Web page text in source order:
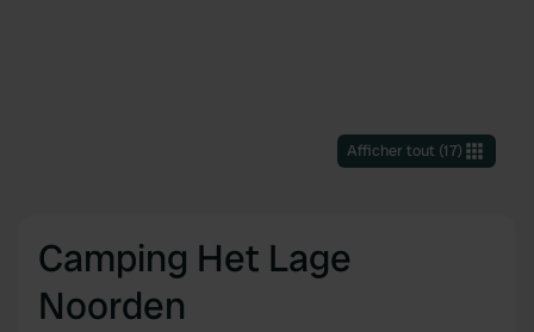
Afficher tout(17)
Camping Het Lage
Noorden